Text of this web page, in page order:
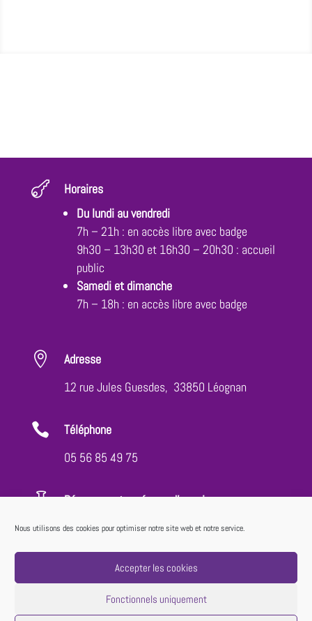
Nous utilisons des cookies pour optimiser notre site web et notre service.
Accepter les cookies
Fonctionnels uniquement

Horaires
Du lundi au vendredi
7h – 21h : en accès libre avec badge
9h30 – 13h30 et 16h30 – 20h30 : accueil
public
Samedi et dimanche
7h – 18h : en accès libre avec badge

Adresse
12 rue Jules Guesdes, 33850 Léognan

Téléphone
05 56 85 49 75

Réservez votre séance d'essai
Votre séance découverte encadrée, avec un
RÉSERVEZ VOTRE SÉANCE